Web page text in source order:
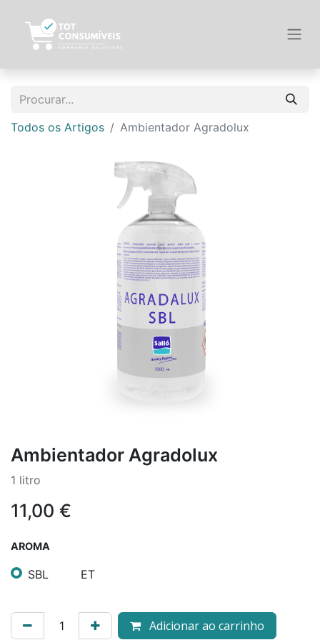
Todos os Artigos Ambientador Agradolux
Ambientador Agradolux
1 litro
11,00 €
AROMA
SBL ET
Adicionar ao carrinho